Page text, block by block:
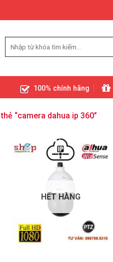
100% chính hãng
“camera dahua ip 360”
HẾT HÀNG